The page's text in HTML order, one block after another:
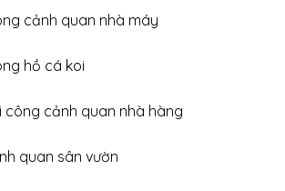
cảnh quan nhà máy
hồ cá koi
công cảnh quan nhà hàng
quan sân vườn